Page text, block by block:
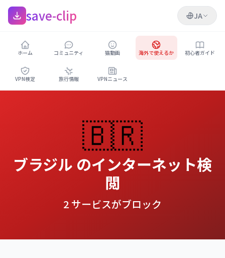
save-clip JA
ホーム コミュニティ 猫動画 海外で使えるか 初心者ガイド
VPN検定 旅行情報 VPNニュース
🇧🇷
ブラジル のインターネット検
閲
2 サービスがブロック